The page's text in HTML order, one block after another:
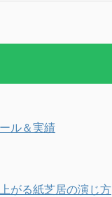
ル＆実績
がる紙芝居の演じ方